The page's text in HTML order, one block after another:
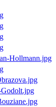
Hollmann.jpg